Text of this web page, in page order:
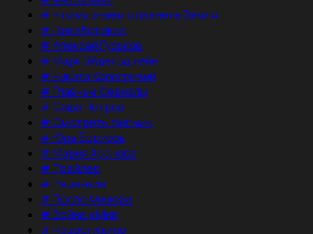
#Что мы знаем о планете Земля
#Цикл Великие
#Алексей Гуськов
#Марк Эйдельштейн
#Никита Кологривый
#Главные Сериалы
#Саша Петров
#Смотреть фильмы
#Юра Борисов
#Мария Аронова
# Трейлер
#Рецензия
#После Фишера
#Война и Мир
#Новости кино